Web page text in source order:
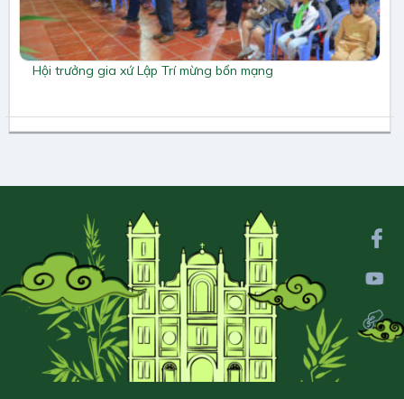
Hội trưởng gia xứ Lập Trí mừng bổn mạng